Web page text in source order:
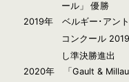
ール」 優勝
2019年 ベルギー･アン
コンクール
し準決勝進出
2020年 「Gault &